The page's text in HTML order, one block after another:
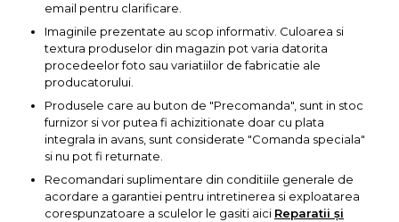
Carucior Scule
Stetoscop Auto
Tester Compresie Auto
Truse reparatii anvelope
Schimbare Lichid Frana
email pentru clarificare.
Imaginile prezentate au scop informativ. Culoarea si
textura produselor din magazin pot varia datorita
procedeelor foto sau variatiilor de fabricatie ale
producatorului.
Produsele care au buton de "Precomanda", sunt in stoc
furnizor si vor putea fi achizitionate doar cu plata
integrala in avans, sunt considerate "Comanda speciala"
si nu pot fi returnate.
Recomandari suplimentare din conditiile generale de
acordare a garantiei pentru intretinerea si exploatarea
corespunzatoare a sculelor le gasiti aici Reparatii și